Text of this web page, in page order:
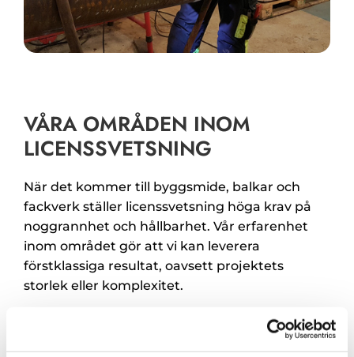
VÅRA OMRÅDEN INOM
LICENSSVETSNING
När det kommer till byggsmide, balkar och
fackverk ställer licenssvetsning höga krav på
noggrannhet och hållbarhet. Vår erfarenhet
inom området gör att vi kan leverera
förstklassiga resultat, oavsett projektets
storlek eller komplexitet.
– För
byggsmide och andra applikationer där